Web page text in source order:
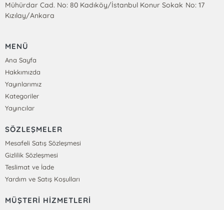
Mühürdar Cad. No: 80 Kadıköy/İstanbul Konur Sokak No: 17
Kızılay/Ankara
MENÜ
Ana Sayfa
Hakkımızda
Yayınlarımız
Kategoriler
Yayıncılar
SÖZLEŞMELER
Mesafeli Satış Sözleşmesi
Gizlilik Sözleşmesi
Teslimat ve İade
Yardım ve Satış Koşulları
MÜŞTERİ HİZMETLERİ